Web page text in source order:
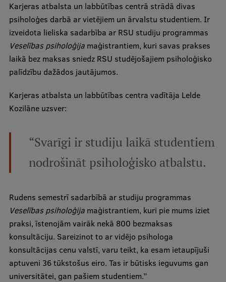
Par RSU
Studentu dzīve
Studiju norises vietas
Mūsu cilvēki
Vēsture un tradīcijas
Identitāte
RSU fonds
Aula
Muzeji un ekspozīcijas
Karjeras atbalsta un labbūtības centrā strādā divas
psiholoģes darbā ar vietējiem un ārvalstu studentiem. Ir
izveidota lieliska sadarbība ar RSU studiju programmas
Veselības psiholoģijamaģistrantiem, kuri savas prakses
laikā bez maksas sniedz RSU studējošajiem psiholoģisko
palīdzību dažādos jautājumos.
Karjeras atbalsta un labbūtības centra vadītāja Lelde
Kozilāne uzsver:
“Svarīgi ir studiju laikā studentiem
nodrošināt psiholoģisko atbalstu.
Rudens semestrī sadarbībā ar studiju programmas
Veselības psiholoģijamaģistrantiem, kuri pie mums iziet
praksi, īstenojām vairāk nekā 800 bezmaksas
konsultāciju. Sareizinot to ar vidējo psihologa
konsultācijas cenu valstī, varu teikt, ka esam ietaupījuši
aptuveni 36 tūkstošus eiro. Tas ir būtisks ieguvums gan
universitātei, gan pašiem studentiem.”